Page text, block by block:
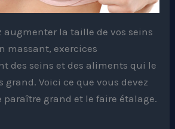
augmenter la taille de vos seins
massant, exercices
des seins et des aliments qui le
Voici ce que vous devez
paraître grand et le faire étalage.